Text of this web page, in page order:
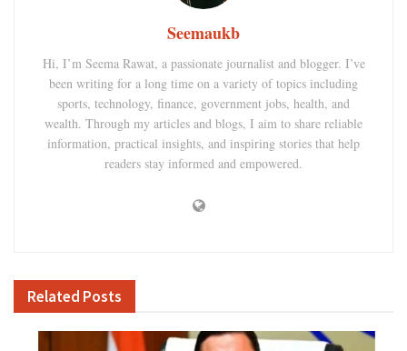
Seemaukb
Hi, I’m Seema Rawat, a passionate journalist and blogger. I’ve
been writing for a long time on a variety of topics including
sports, technology, finance, government jobs, health, and
wealth. Through my articles and blogs, I aim to share reliable
information, practical insights, and inspiring stories that help
readers stay informed and empowered.
Related Posts